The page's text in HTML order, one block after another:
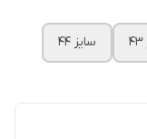
سایز 44